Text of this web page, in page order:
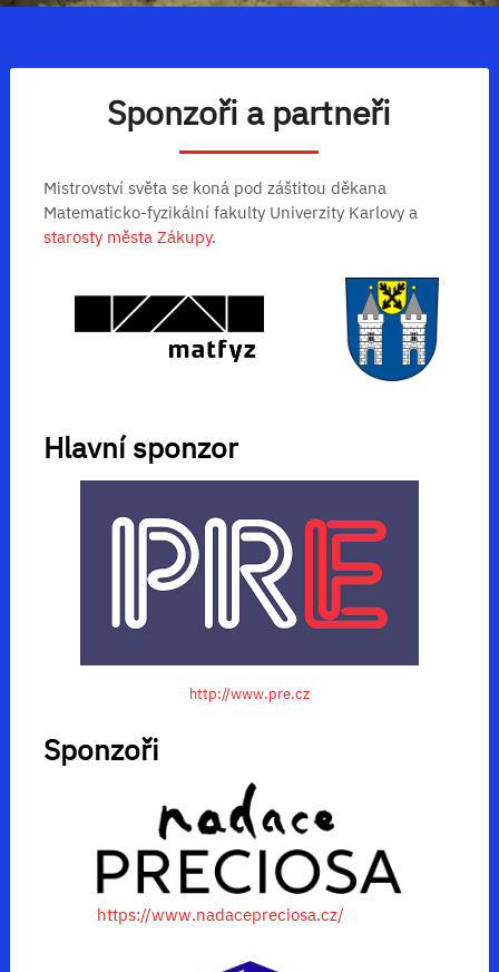
Sponzoři a partneři
Mistrovství světa se koná pod záštitou děkana
Matematicko-fyzikální fakulty Univerzity Karlovy a
starosty města Zákupy.
Hlavní sponzor
http://www.pre.cz
Sponzoři
https://www.nadacepreciosa.cz/